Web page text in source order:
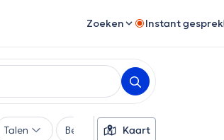
Zoeken Instant gesprek
Talen BetaalmethodeKaart